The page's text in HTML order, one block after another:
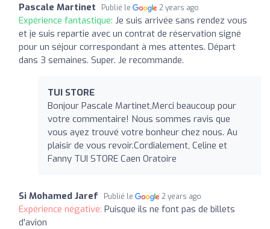
Pascale Martinet Publié le 2 years ago
Expérience fantastique: Je suis arrivée sans rendez vous
et je suis repartie avec un contrat de réservation signé
pour un séjour correspondant à mes attentes. Départ
dans 3 semaines. Super. Je recommande.
TUI STORE
Bonjour Pascale Martinet,Merci beaucoup pour
votre commentaire! Nous sommes ravis que
vous ayez trouvé votre bonheur chez nous. Au
plaisir de vous revoir.Cordialement, Celine et
Fanny TUI STORE Caen Oratoire
Si Mohamed Jaref Publié le 2 years ago
Expérience négative: Puisque ils ne font pas de billets
d'avion